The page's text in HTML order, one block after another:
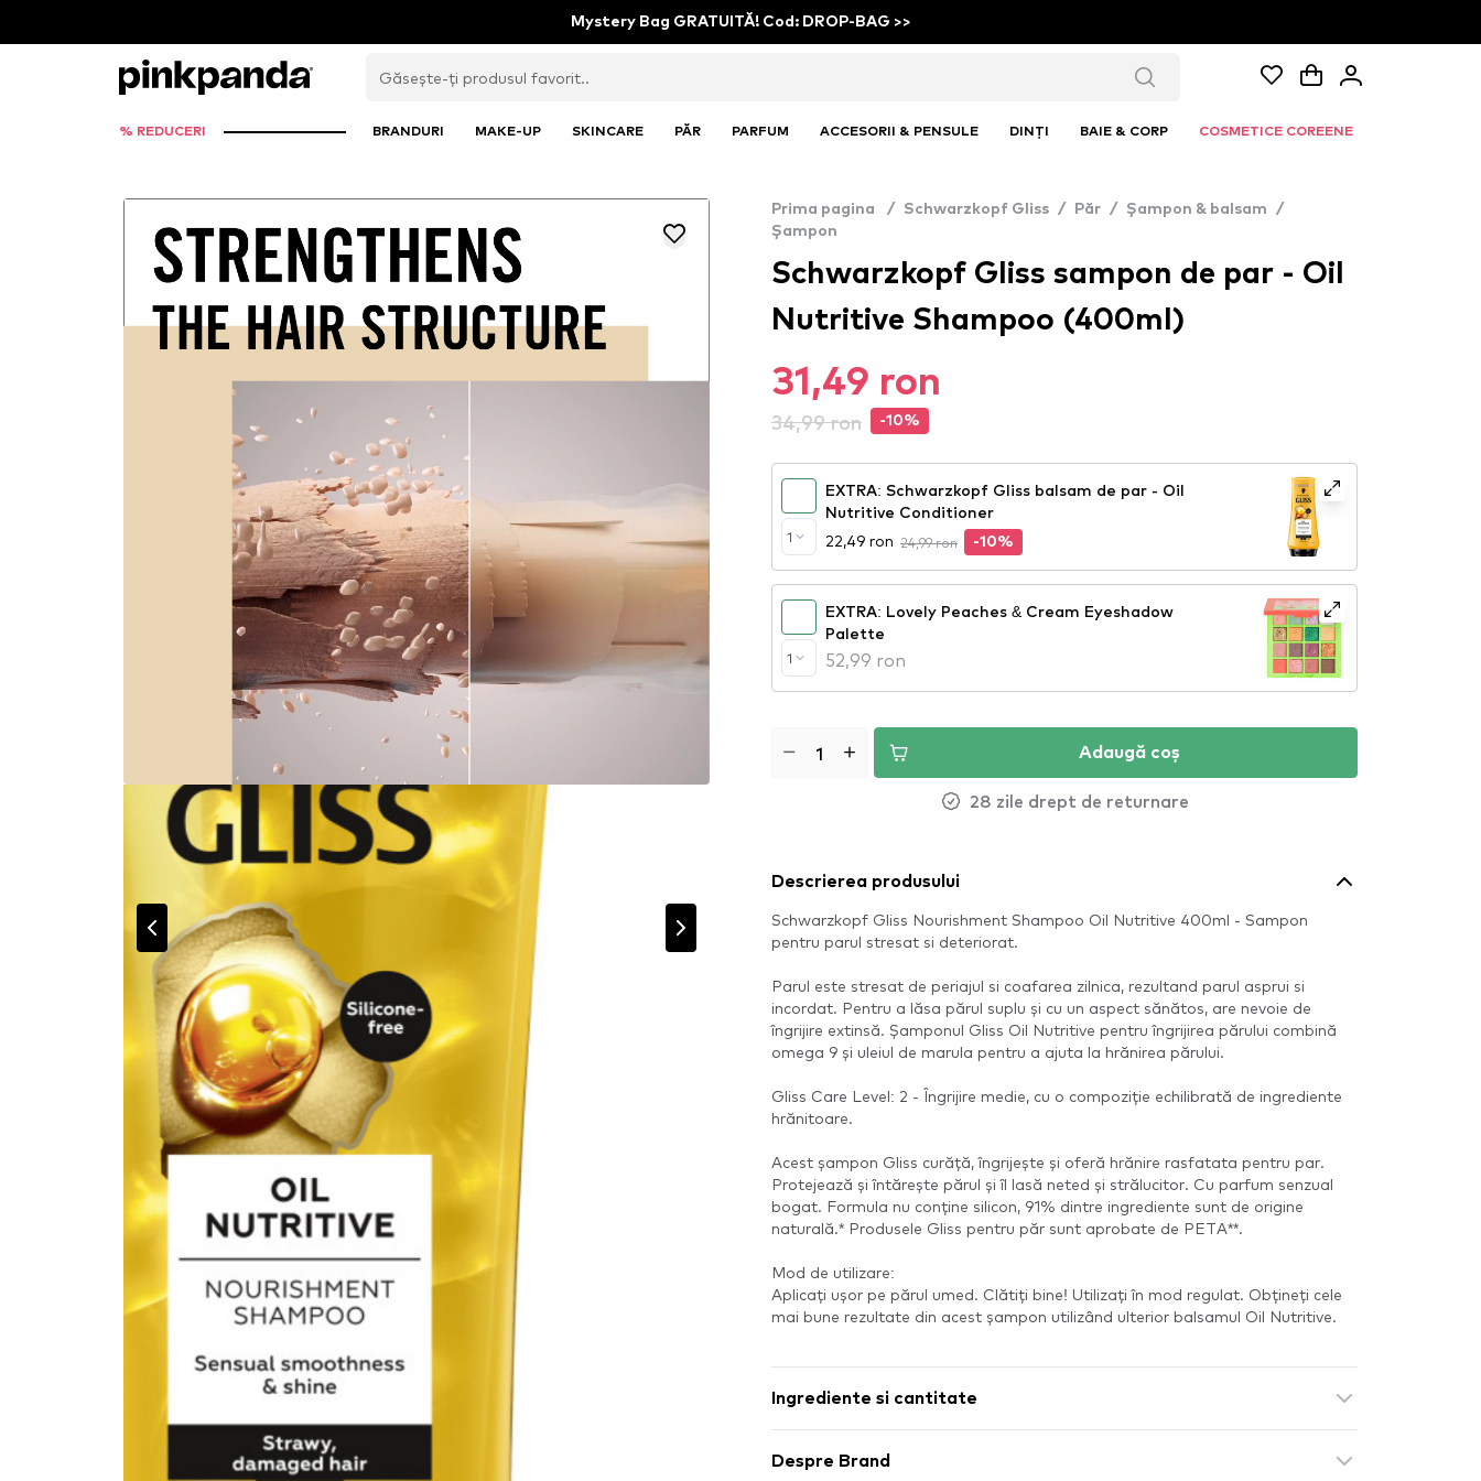
Mystery Bag GRATUITĂ! Cod: DROP-BAG >>
% REDUCERI BRANDURI MAKE-UP SKINCARE PĂR PARFUM ACCESORII & PENSULE DINȚI BAIE & CORP COSMETICE COREENE
Prima pagina / Schwarzkopf Gliss / Păr / Șampon & balsam
/
Șampon
Schwarzkopf Gliss sampon de par - Oil
Nutritive Shampoo (400ml)
31,49 ron
34,99 ron -10%
1
EXTRA: Schwarzkopf Gliss balsam de par - Oil
Nutritive Conditioner
22,49 ron 24,99 ron -10%
1
EXTRA: Lovely Peaches & Cream Eyeshadow
Palette
52,99 ron
Adaugă coș
28 zile drept de returnare
Descrierea produsului
Schwarzkopf Gliss Nourishment Shampoo Oil Nutritive 400ml - Sampon
pentru parul stresat si deteriorat.
Parul este stresat de periajul si coafarea zilnica, rezultand parul asprui si
incordat. Pentru a lăsa părul suplu și cu un aspect sănătos, are nevoie de
îngrijire extinsă. Șamponul Gliss Oil Nutritive pentru îngrijirea părului combină
omega 9 și uleiul de marula pentru a ajuta la hrănirea părului.
Gliss Care Level: 2 - Îngrijire medie, cu o compoziție echilibrată de ingrediente
hrănitoare.
Acest șampon Gliss curăță, îngrijește și oferă hrănire rasfatata pentru par.
Protejează și întărește părul și îl lasă neted și strălucitor. Cu parfum senzual
bogat. Formula nu conține silicon, 91% dintre ingrediente sunt de origine
naturală.* Produsele Gliss pentru păr sunt aprobate de PETA**.
Mod de utilizare:
Aplicați ușor pe părul umed. Clătiți bine! Utilizați în mod regulat. Obțineți cele
mai bune rezultate din acest șampon utilizând ulterior balsamul Oil Nutritive.
Ingrediente si cantitate
Despre Brand